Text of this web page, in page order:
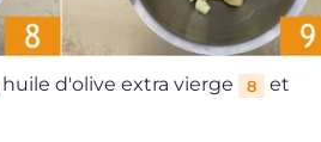
huile d'olive extra vierge 8
et